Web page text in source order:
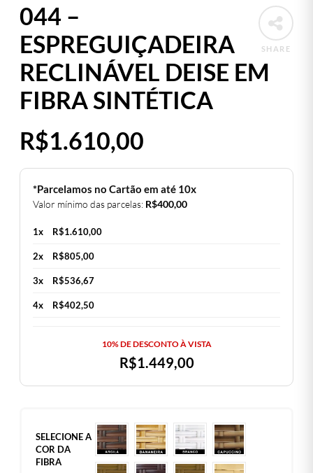
SHARE
044 –
ESPREGUIÇADEIRA
RECLINÁVEL DEISE EM
FIBRA SINTÉTICA
R$1.610,00
*Parcelamos no Cartão em até 10x
Valor mínimo das parcelas: R$400,00
1x R$1.610,00
2x R$805,00
3x R$536,67
4x R$402,50
10% DE DESCONTO À VISTA
R$1.449,00
SELECIONE A
COR DA
FIBRA